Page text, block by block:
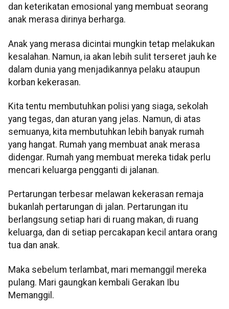
dan keterikatan emosional yang membuat seorang
anak merasa dirinya berharga.
Anak yang merasa dicintai mungkin tetap melakukan
kesalahan. Namun, ia akan lebih sulit terseret jauh ke
dalam dunia yang menjadikannya pelaku ataupun
korban kekerasan.
Kita tentu membutuhkan polisi yang siaga, sekolah
yang tegas, dan aturan yang jelas. Namun, di atas
semuanya, kita membutuhkan lebih banyak rumah
yang hangat. Rumah yang membuat anak merasa
didengar. Rumah yang membuat mereka tidak perlu
mencari keluarga pengganti di jalanan.
Pertarungan terbesar melawan kekerasan remaja
bukanlah pertarungan di jalan. Pertarungan itu
berlangsung setiap hari di ruang makan, di ruang
keluarga, dan di setiap percakapan kecil antara orang
tua dan anak.
Maka sebelum terlambat, mari memanggil mereka
pulang. Mari gaungkan kembali Gerakan Ibu
Memanggil.